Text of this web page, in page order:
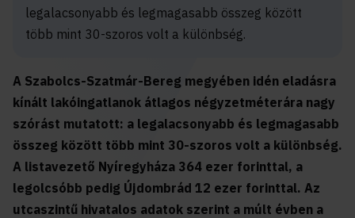
legalacsonyabb és legmagasabb összeg között
több mint 30-szoros volt a különbség.
A Szabolcs-Szatmár-Bereg megyében idén eladásra
kínált lakóingatlanok átlagos négyzetméterára nagy
szórást mutatott: a legalacsonyabb és legmagasabb
összeg között több mint 30-szoros volt a különbség.
A listavezető Nyíregyháza 364 ezer forinttal, a
legolcsóbb pedig Újdombrád 12 ezer forinttal. Az
utcaszintű hivatalos adatok szerint a múlt évben a